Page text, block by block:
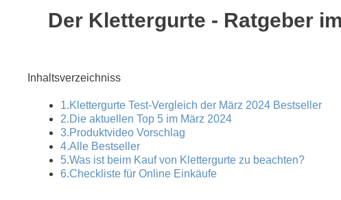
Der Klettergurte - Ratgeber
Inhaltsverzeichniss
1.Klettergurte Test-Vergleich der März 2024 Bestseller
2.Die aktuellen Top 5 im März 2024
3.Produktvideo Vorschlag
4.Alle Bestseller
5.Was ist beim Kauf von Klettergurte zu beachten?
6.Checkliste für Online Einkäufe